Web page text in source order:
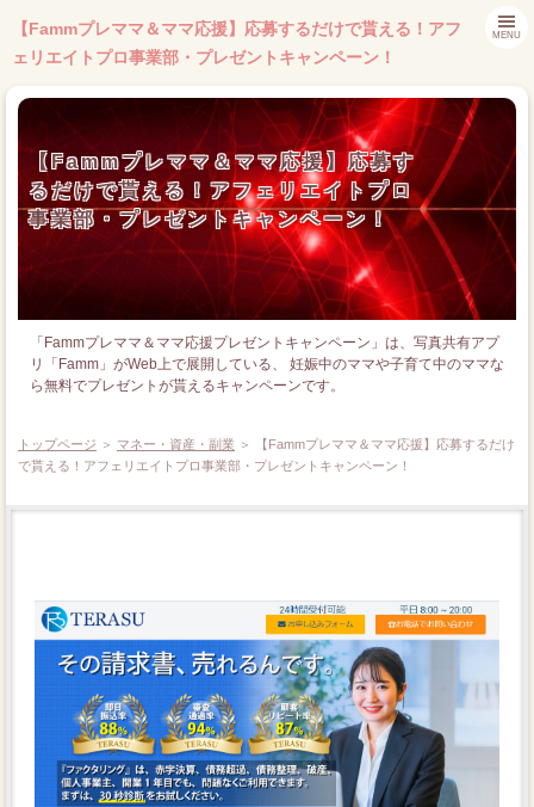
【Fammプレママ＆ママ応援】応募するだけで貰える！アフ
ェリエイトプロ事業部・プレゼントキャンペーン！
【Fammプレママ＆ママ応援】応募す
るだけで貰える！アフェリエイトプロ
事業部・プレゼントキャンペーン！
「Fammプレママ＆ママ応援プレゼントキャンペーン」は、写真共有アプ
リ「Famm」がWeb上で展開している、 妊娠中のママや子育て中のママな
ら無料でプレゼントが貰えるキャンペーンです。
MENU
トップページ ＞ マネー・資産・副業 ＞ 【Fammプレママ＆ママ応援】応募するだけ
で貰える！アフェリエイトプロ事業部・プレゼントキャンペーン！